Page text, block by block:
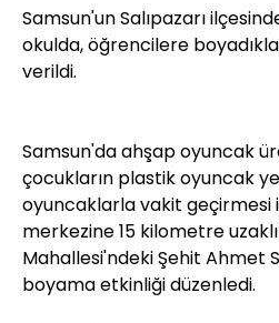
Samsun'un Salıpazarı
okulda, öğrencilere
verildi.
Samsun'da ahşap oyuncak
çocukların plastik oyuncak
oyuncaklarla vakit geçirmesi
merkezine 15 kilometre
Mahallesi'ndeki Şehit Ahmet
boyama etkinliği düzenledi.